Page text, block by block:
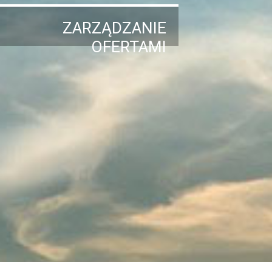
ZARZĄDZANIE
OFERTAMI